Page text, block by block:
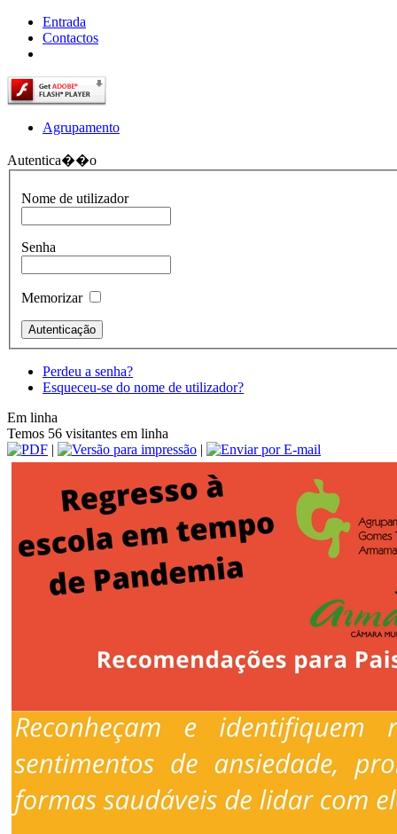
Entrada
Contactos
Agrupamento
Autentica��o
Nome de utilizador
Senha
Memorizar
Perdeu a senha?
Esqueceu-se do nome de utilizador?
Em linha
Temos 56 visitantes em linha
|
|